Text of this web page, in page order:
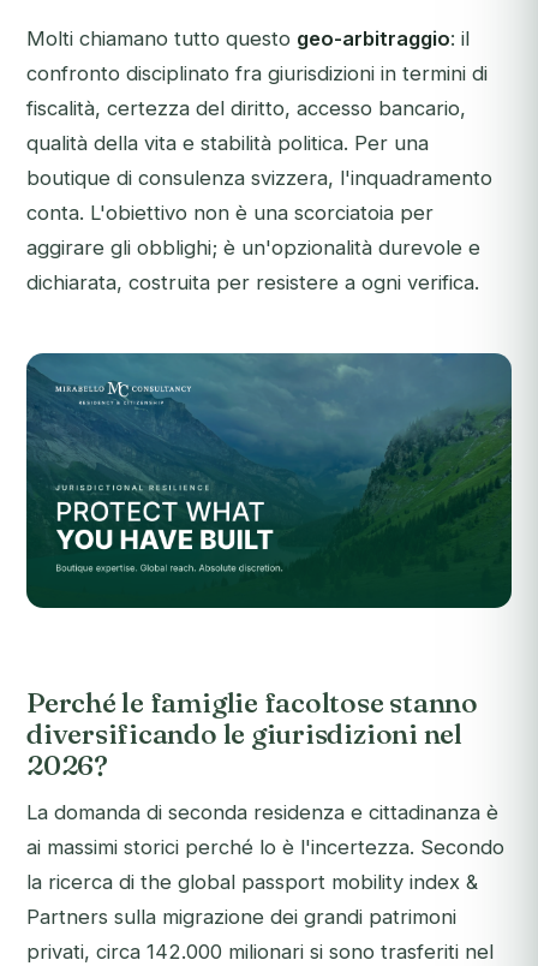
Molti chiamano tutto questo geo-arbitraggio: il
confronto disciplinato fra giurisdizioni in termini di
fiscalità, certezza del diritto, accesso bancario,
qualità della vita e stabilità politica. Per una
boutique di consulenza svizzera, l'inquadramento
conta. L'obiettivo non è una scorciatoia per
aggirare gli obblighi; è un'opzionalità durevole e
dichiarata, costruita per resistere a ogni verifica.
Perché le famiglie facoltose stanno
diversificando le giurisdizioni nel
2026?
La domanda di seconda residenza e cittadinanza è
ai massimi storici perché lo è l'incertezza. Secondo
la ricerca di the global passport mobility index &
Partners sulla migrazione dei grandi patrimoni
privati, circa 142.000 milionari si sono trasferiti nel